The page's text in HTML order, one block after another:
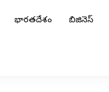
భారతదేశం బిజినెస్